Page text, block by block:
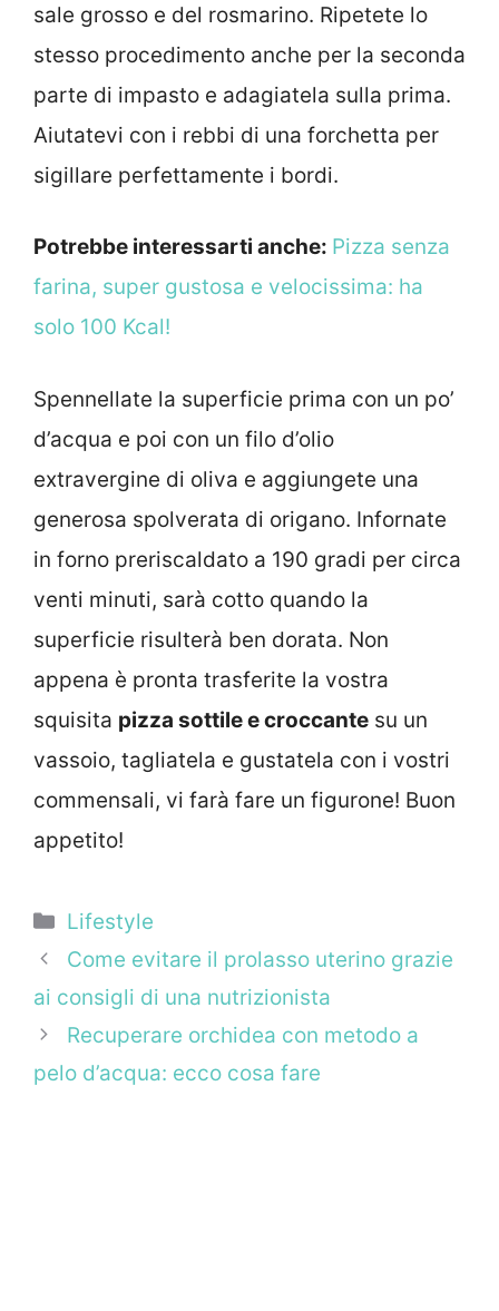
sale grosso e del rosmarino. Ripetete lo
stesso procedimento anche per la seconda
parte di impasto e adagiatela sulla prima.
Aiutatevi con i rebbi di una forchetta per
sigillare perfettamente i bordi.
Potrebbe interessarti anche: Pizza senza
farina, super gustosa e velocissima: ha
solo 100 Kcal!
Spennellate la superficie prima con un po’
d’acqua e poi con un filo d’olio
extravergine di oliva e aggiungete una
generosa spolverata di origano. Infornate
in forno preriscaldato a 190 gradi per circa
venti minuti, sarà cotto quando la
superficie risulterà ben dorata. Non
appena è pronta trasferite la vostra
squisita pizza sottile e croccante su un
vassoio, tagliatela e gustatela con i vostri
commensali, vi farà fare un figurone! Buon
appetito!
Categorie
Lifestyle
Come evitare il prolasso uterino grazie
ai consigli di una nutrizionista
Recuperare orchidea con metodo a
pelo d’acqua: ecco cosa fare